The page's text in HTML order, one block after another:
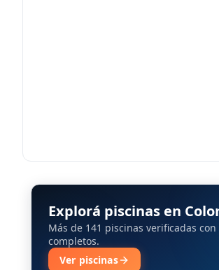
Explorá piscinas en
Más de 141 piscinas verificadas con
completos.
Ver piscinas